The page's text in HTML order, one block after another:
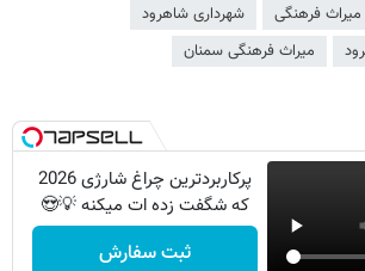
میراث فرهنگی
شهرداری شاهرود
میراث فرهنگی سمنان
پرکاربردترین چراغ شارژی 2026
که شگفت زده ات میکنه 💡😍
ثبت سفارش